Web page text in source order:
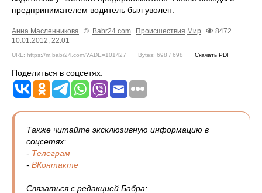
предпринимателем водитель был уволен.
Анна Масленникова © Babr24.com Происшествия Мир
8472
10.01.2012, 22:01
URL: https://m.babr24.com/?ADE=101427 Bytes: 698 / 698 Скачать PDF
Поделиться в соцсетях:
Также читайте эксклюзивную информацию в
соцсетях:
- Телеграм
- ВКонтакте
Связаться с редакцией Бабра: